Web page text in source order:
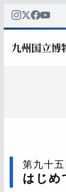
第九十五
はじめ